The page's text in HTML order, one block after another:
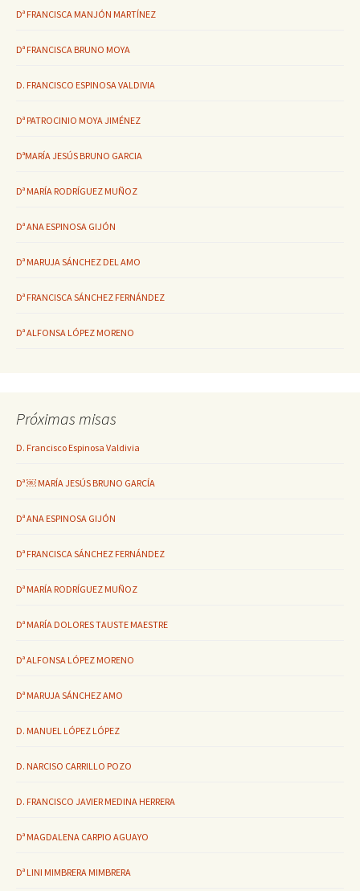
Dª FRANCISCA MANJÓN MARTÍNEZ
Dª FRANCISCA BRUNO MOYA
D. FRANCISCO ESPINOSA VALDIVIA
Dª PATROCINIO MOYA JIMÉNEZ
DªMARÍA JESÚS BRUNO GARCIA
Dª MARÍA RODRÍGUEZ MUÑOZ
Dª ANA ESPINOSA GIJÓN
Dª MARUJA SÁNCHEZ DEL AMO
Dª FRANCISCA SÁNCHEZ FERNÁNDEZ
Dª ALFONSA LÓPEZ MORENO
Próximas misas
D. Francisco Espinosa Valdivia
Dª ￼ MARÍA JESÚS BRUNO GARCÍA
Dª ANA ESPINOSA GIJÓN
Dª FRANCISCA SÁNCHEZ FERNÁNDEZ
Dª MARÍA RODRÍGUEZ MUÑOZ
Dª MARÍA DOLORES TAUSTE MAESTRE
Dª ALFONSA LÓPEZ MORENO
Dª MARUJA SÁNCHEZ AMO
D. MANUEL LÓPEZ LÓPEZ
D. NARCISO CARRILLO POZO
D. FRANCISCO JAVIER MEDINA HERRERA
Dª MAGDALENA CARPIO AGUAYO
Dª LINI MIMBRERA MIMBRERA